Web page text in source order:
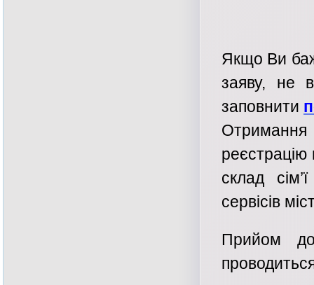
Якщо Ви
заяву, не
заповнити
склад
сервісів
Прийом